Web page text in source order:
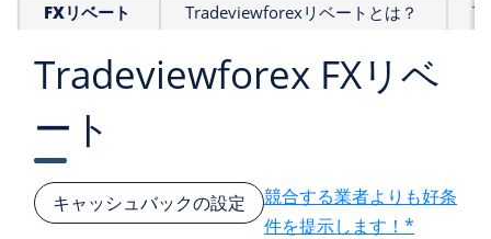
FXリベート Tradeviewforexリベートとは？
Tradeviewforex FXリベ
ート
キャッシュバックの設定
競合する業者よりも好条
件を提示します！*